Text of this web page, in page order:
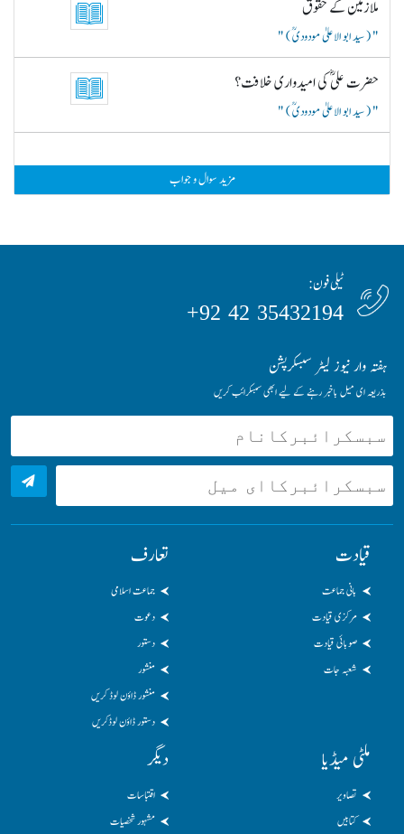
ملازمین کے حقوق
( سید ابو الاعلیٰ مودودیؒ )
حضرت علیؓ کی امیدواری خلافت؟
( سید ابو الاعلیٰ مودودیؒ )
مزید سوال و جواب
ٹیلی فون:
35432194 42 92+
ہفتہ وار نیوز لیٹر سبسکرپشن
بذریعہ ای میل باخبر رہنے کے لیے ابھی سبسکرائب کریں
قیادت
بانی جماعت
مرکزی قیادت
صوبائی قیادت
شعبہ جات
تعارف
جماعت اسلامی
دعوت
دستور
منشور
منشور ڈاؤن لوڈ کریں
دستور ڈاؤن لوڈکریں
ملٹی میڈیا
تصاویر
کتابیں
دیگر
اقتباسات
مشہور شخصیات